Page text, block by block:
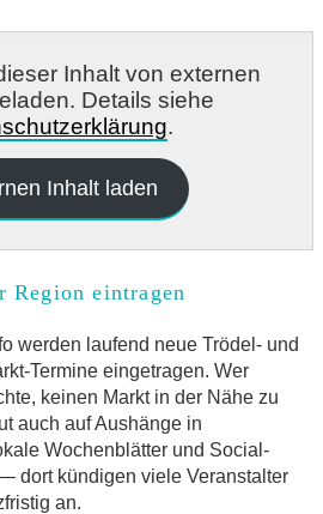
Inhalt von externen
Details siehe
.
Inhalt laden
Region eintragen
werden laufend neue Trödel- und
Termine eingetragen. Wer
keinen Markt in der Nähe zu
auch auf Aushänge in
Wochenblätter und Social-
dort kündigen viele Veranstalter
an.